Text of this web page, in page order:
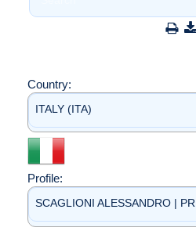
Country:
ITALY (ITA)
Profile:
SCAGLIONI ALESSANDRO |